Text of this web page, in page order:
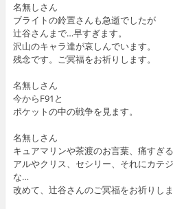
名無しさん
ブライトの鈴置さんも急逝でしたが
辻谷さんまで…早すぎます。
沢山のキャラ達が哀しんでいます。
残念です。ご冥福をお祈りします。
名無しさん
今からF91と
ポケットの中の戦争を見ます。
名無しさん
キュアマリンや茶渡のお言葉、痛すぎ
アルやクリス、セシリー、それにカテ
な…
改めて、辻谷さんのご冥福をお祈りしま